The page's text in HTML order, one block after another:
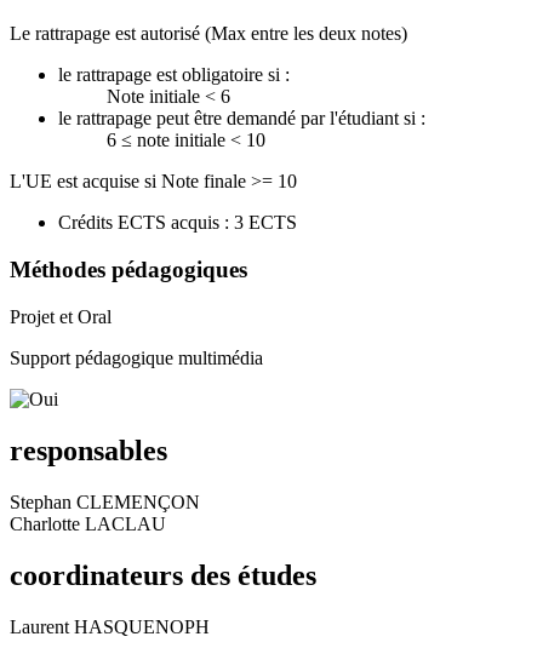
Le rattrapage est autorisé (Max entre les deux notes)
le rattrapage est obligatoire si :
Note initiale < 6
le rattrapage peut être demandé par l'étudiant si :
6 ≤ note initiale < 10
L'UE est acquise si Note finale >= 10
Crédits ECTS acquis : 3 ECTS
Méthodes pédagogiques
Projet et Oral
Support pédagogique multimédia
responsables
Stephan CLEMENÇON
Charlotte LACLAU
coordinateurs des études
Laurent HASQUENOPH